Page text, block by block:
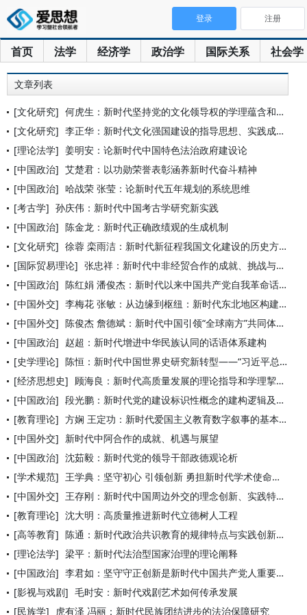
首页 法学 经济学 政治学 国际关系 社会学
登录 注册
文章列表
[文化研究] 何虎生：新时代坚持党的文化领导权的学理蕴含和逻辑向度
[文化研究] 李正华：新时代文化强国建设的指导思想、实践成效与重大意义
[理论法学] 姜明安：论新时代中国特色法治政府建设论
[中国政治] 艾楚君：以功勋荣誉表彰涵养新时代奋斗精神
[中国政治] 哈战荣 张莹：论新时代五年规划的系统思维
[考古学] 孙庆伟：新时代中国考古学研究新实践
[中国政治] 陈金龙：新时代正确政绩观的生成机制
[文化研究] 徐蓉 栾雨洁：新时代新征程我国文化建设的历史方位：判断依据、
[国际贸易理论] 张忠祥：新时代中非经贸合作的成就、挑战与前景
[中国政治] 陈红娟 潘俊杰：新时代以来中国共产党自我革命话语的溯源、形塑
[中国外交] 李梅花 张敏：从边缘到枢纽：新时代东北地区构建周边命运共同体
[中国外交] 陈俊杰 詹德斌：新时代中国引领“全球南方”共同体构建的理论依
[中国政治] 赵超：新时代增进中华民族认同的话语体系建构
[史学理论] 陈恒：新时代中国世界史研究新转型——“习近平总书记在哲学社会
[经济思想史] 顾海良：新时代高质量发展的理论指导和学理挈要
[中国政治] 段光鹏：新时代党的建设标识性概念的建构逻辑及其启示
[教育理论] 方娴 王定功：新时代爱国主义教育数字叙事的基本样态、现实挑战
[中国外交] 新时代中阿合作的成就、机遇与展望
[中国政治] 沈茹毅：新时代党的领导干部政德观论析
[学术规范] 王学典：坚守初心 引领创新 勇担新时代学术使命——重温习近平
[中国外交] 王存刚：新时代中国周边外交的理念创新、实践特征与战略选择
[教育理论] 沈大明：高质量推进新时代立德树人工程
[高等教育] 陈通：新时代政治共识教育的规律特点与实践创新——以上海市社会
[理论法学] 梁平：新时代法治型国家治理的理论阐释
[中国政治] 李君如：坚守守正创新是新时代中国共产党人重要领导能力
[影视与戏剧] 毛时安：新时代戏剧艺术如何传承发展
[民族学] 虎有泽 冯丽：新时代民族团结进步的法治保障研究